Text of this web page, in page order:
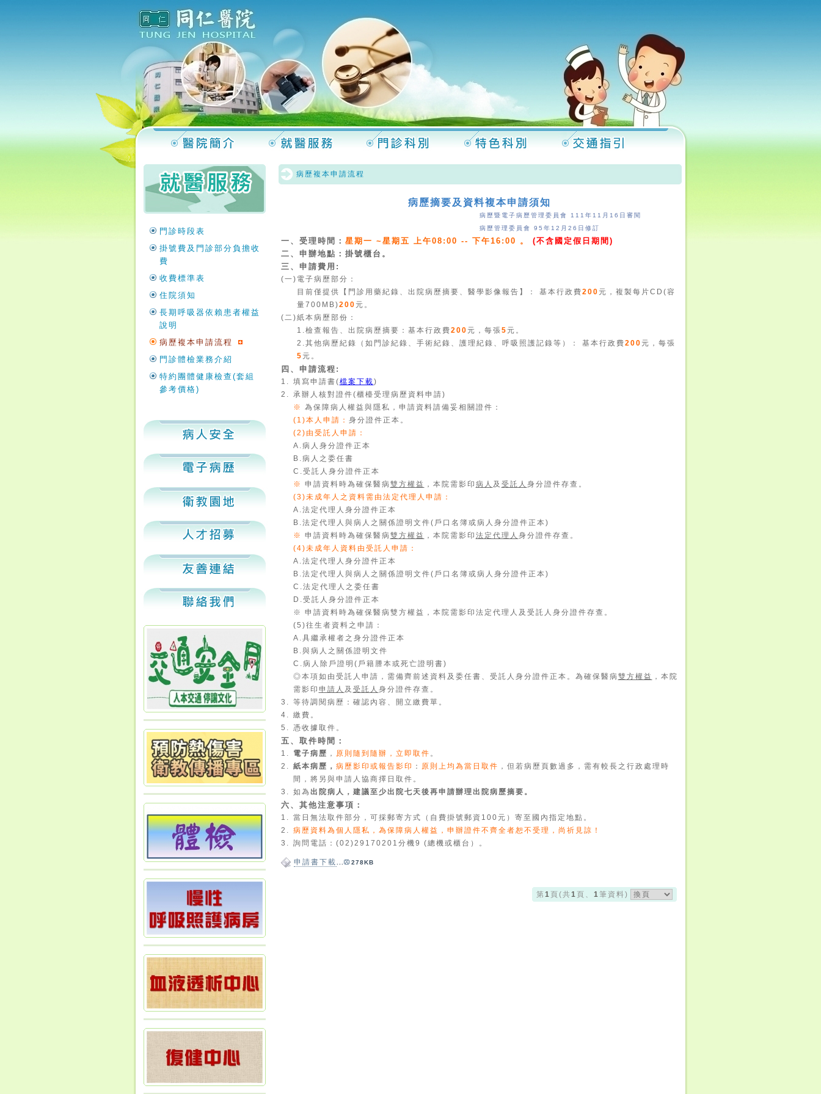
門診時段表
掛號費及門診部分負擔收
費
收費標準表
住院須知
長期呼吸器依賴患者權益
說明
病歷複本申請流程
門診體檢業務介紹
特約團體健康檢查(套組
參考價格)
病歷複本申請流程
病歷摘要及資料複本申請須知
病歷暨電子病歷管理委員會 111年11月16日審閱
病歷管理委員會 95年12月26日修訂
一、受理時間： 星期一 ~星期五 上午08:00 -- 下午16:00 。 (不含國定假日期間)
二、申辦地點：掛號櫃台。
三、申請費用:
(一) 電子病歷部分：
目前僅提供【門診用藥紀錄、出院病歷摘要、醫學影像報告】： 基本行政費200 元，複製每片CD(容
量700MB)200 元。
(二)紙本病歷部份：
1.檢查報告、出院病歷摘要：基本行政費200 元，每張 5 元。
2.其他病歷紀錄（如門診紀錄、手術紀錄、護理紀錄、呼吸照護記錄等）： 基本行政費200 元，每張
5 元。
四、申請流程:
1. 填寫申請書(檔案下載)
2. 承辦人核對證件(櫃檯受理病歷資料申請)
※ 為保障病人權益與隱私，申請資料請備妥相關證件：
(1)本人申請： 身分證件正本。
(2)由受託人申請：
A.病人身分證件正本
B.病人之委任書
C.受託人身分證件正本
※ 申請資料時為確保醫病雙方權益 ，本院需影印 病人 及 受託人 身分證件存查。
(3)未成年人之資料需由法定代理人申請：
A.法定代理人身分證件正本
B.法定代理人與病人之關係證明文件(戶口名簿或病人身分證件正本)
※ 申請資料時為確保醫病雙方權益 ，本院需影印 法定代理人 身分證件存查。
(4)未成年人資料由受託人申請：
A.法定代理人身分證件正本
B.法定代理人與病人之關係證明文件(戶口名簿或病人身分證件正本)
C.法定代理人之委任書
D.受託人身分證件正本
※ 申請資料時為確保醫病雙方權益，本院需影印法定代理人及受託人身分證件存查。
(5)往生者資料之申請：
A.具繼承權者之身分證件正本
B.與病人之關係證明文件
C.病人除戶證明(戶籍謄本或死亡證明書)
◎本項如由受託人申請，需備齊前述資料及委任書、受託人身分證件正本。為確保醫病雙方權益 ，本院
需影印 申請人 及 受託人 身分證件存查。
3. 等待調閱病歷：確認內容、開立繳費單 。
4. 繳費 。
5. 憑收據取件 。
五、取件時間：
1. 電子病歷 ， 原則隨到隨辦，立即取件 。
2. 紙本病歷 ， 病歷影印或報告影印 ： 原則上均為當日取件 ，但若病歷頁數過多 ， 需有較長之行政處理時
間，將另與申請人協商擇日取件 。
3. 如為 出院病人，建議至少出院七天後再申請辦理出院病歷摘要。
六、其他注意事項：
1. 當日無法取件部分，可採郵寄方式（自費掛號郵資100元）寄至國內指定地點。
2. 病歷資料為個人隱私，為保障病人權益，申辦證件不齊全者恕不受理，尚祈見諒！
3. 詢問電話：(02)29170201分機9 (總機或櫃台）。
申請書下載 278KB
第1 頁(共1 頁、 1筆資料)